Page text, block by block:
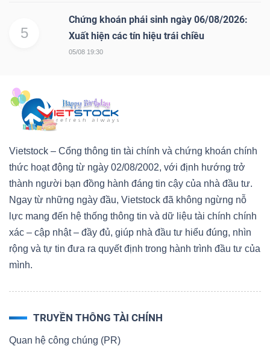
5
Chứng khoán phái sinh ngày 06/08/2026:
Xuất hiện các tín hiệu trái chiều
05/08 19:30
Vietstock – Cổng thông tin tài chính và chứng khoán chính
thức hoạt động từ ngày 02/08/2002, với định hướng trở
thành người bạn đồng hành đáng tin cậy của nhà đầu tư.
Ngay từ những ngày đầu, Vietstock đã không ngừng nỗ
lực mang đến hệ thống thông tin và dữ liệu tài chính chính
xác – cập nhật – đầy đủ, giúp nhà đầu tư hiểu đúng, nhìn
rộng và tự tin đưa ra quyết định trong hành trình đầu tư của
mình.
TRUYỀN THÔNG TÀI CHÍNH
Quan hệ công chúng (PR)